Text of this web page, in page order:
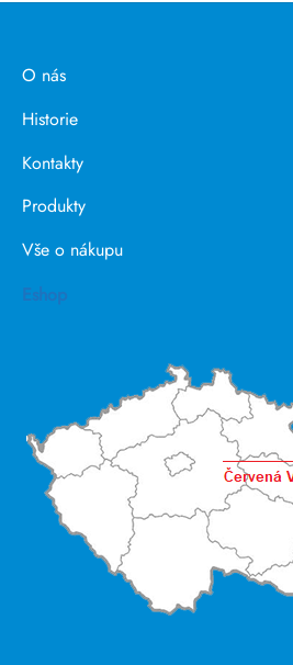
O nás
Historie
Kontakty
Produkty
Vše o nákupu
Eshop